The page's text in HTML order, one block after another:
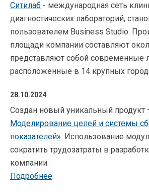
Ситилаб - международная сеть
диагностических лабораторий,
пользователем Business Studio.
площади компании составляют
представляют собой современные
расположенные в 14 крупных
28.10.2024
Создан новый уникальный продукт
Моделирование целей и системы
показателей». Использование
сократить трудозатраты в
компании.
Подробнее